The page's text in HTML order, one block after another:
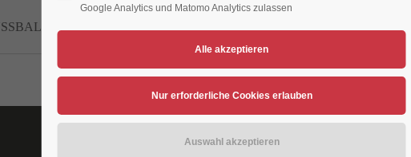
We offer support for our customers
(GMT +1)
Drop us a line
info@yourdomain.com
Google Analytics und Matomo Analytics zulassen